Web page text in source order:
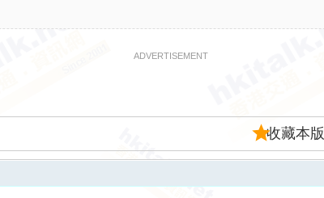
ADVERTISEMENT
收藏本版